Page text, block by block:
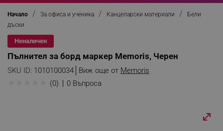
Начало За офиса и ученика Канцеларски материали
Бели
дъски
Неналичен
Пълнител за борд маркер Memoris, Черен
SKU ID: 1010100034 Виж още от Memoris
(0) 0 Въпроса